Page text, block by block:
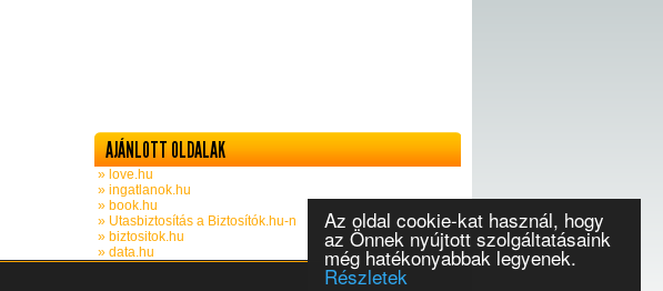
Az oldal cookie-kat használ, hogy
az Önnek nyújtott szolgáltatásaink
még hatékonyabbak legyenek.
Részletek
AJÁNLOTT OLDALAK
» love.hu
» ingatlanok.hu
» book.hu
» Utasbiztosítás a Biztosítók.hu-n
» biztositok.hu
» data.hu